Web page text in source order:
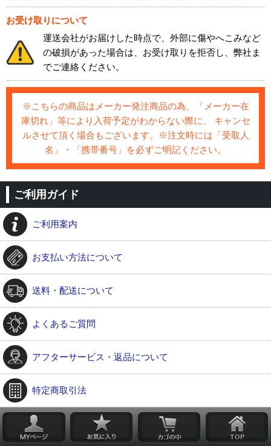
お受け取りについて
運送会社がお届けした時点で、外部に傷やへこみなど
の破損があった場合は、お受け取りを拒否し、弊社ま
でご連絡ください。
※こちらの商品はメーカー発注商品の為、「メーカー在
庫切れ」等により入荷予定がわからない際に、 キャンセ
ルさせて頂く場合もございます。※注文時には「受取人
名」・「携帯番号」を必ずご明記ください。
ご利用ガイド
ご利用案内
お支払い方法について
送料・配送について
よくあるご質問
アフターサービス・返品について
特定商取引法